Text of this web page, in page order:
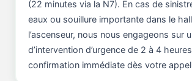
(22 minutes via la N7). En cas de
eaux ou souillure importante dans le
l’ascenseur, nous nous engageons sur
d’intervention d’urgence de 2 à 4
confirmation immédiate dès votre